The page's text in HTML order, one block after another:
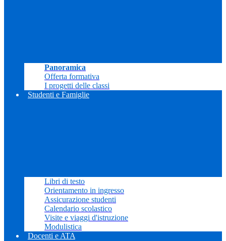
Panoramica
Offerta formativa
I progetti delle classi
Studenti e Famiglie
Libri di testo
Orientamento in ingresso
Assicurazione studenti
Calendario scolastico
Visite e viaggi d'istruzione
Modulistica
Docenti e ATA